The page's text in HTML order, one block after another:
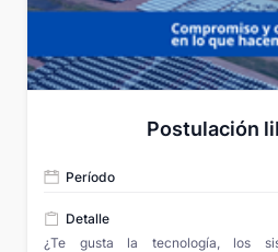
Postulación
Período
Detalle
¿Te gusta la tecnología, los